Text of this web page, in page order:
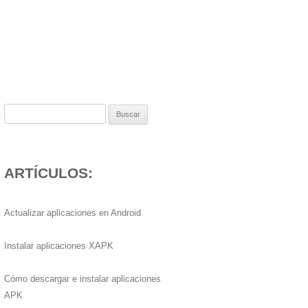
ARTÍCULOS:
Actualizar aplicaciones en Android
Instalar aplicaciones XAPK
Cómo descargar e instalar aplicaciones
APK